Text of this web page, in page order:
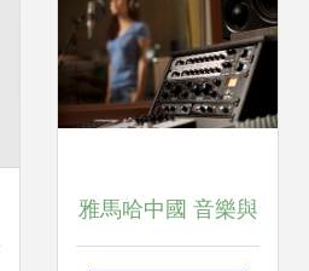
雅馬哈中國 音樂與